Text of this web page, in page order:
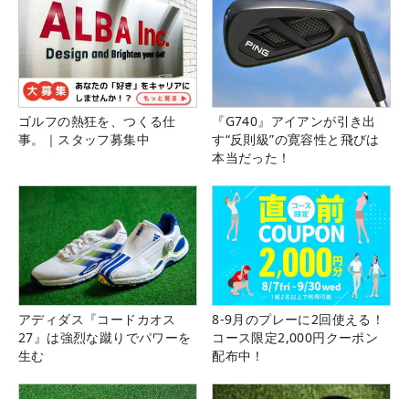
ゴルフの熱狂を、つくる仕
事。｜スタッフ募集中
『G740』アイアンが引き出
す“反則級”の寛容性と飛びは
本当だった！
アディダス『コードカオス
27』は強烈な蹴りでパワーを
生む
8-9月のプレーに2回使える！
コース限定2,000円クーポン
配布中！